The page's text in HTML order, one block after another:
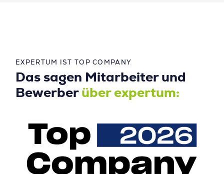
EXPERTUM IST TOP COMPANY
Das sagen Mitarbeiter und
Bewerber über expertum: